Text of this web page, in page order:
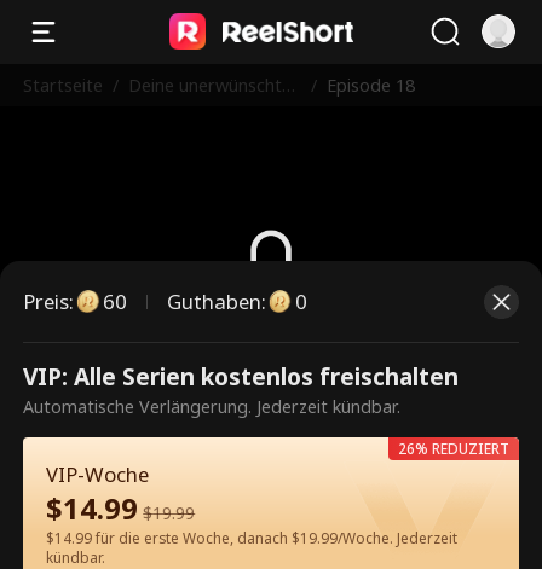
Startseite / Deine unerwünschte
/ Episode 18
Dies ist eine kostenpflichtige
Episode. Bitte entsperren, um
weiterzusehen.
60Jetzt entsperren
Preis: 60 Guthaben: 0
VIP: Alle Serien kostenlos freischalten
Automatische Verlängerung. Jederzeit kündbar.
VIP-Woche
$14.99 $19.99
$14.99 für die erste Woche, danach $19.99/Woche. Jederzeit
kündbar.
26% REDUZIERT